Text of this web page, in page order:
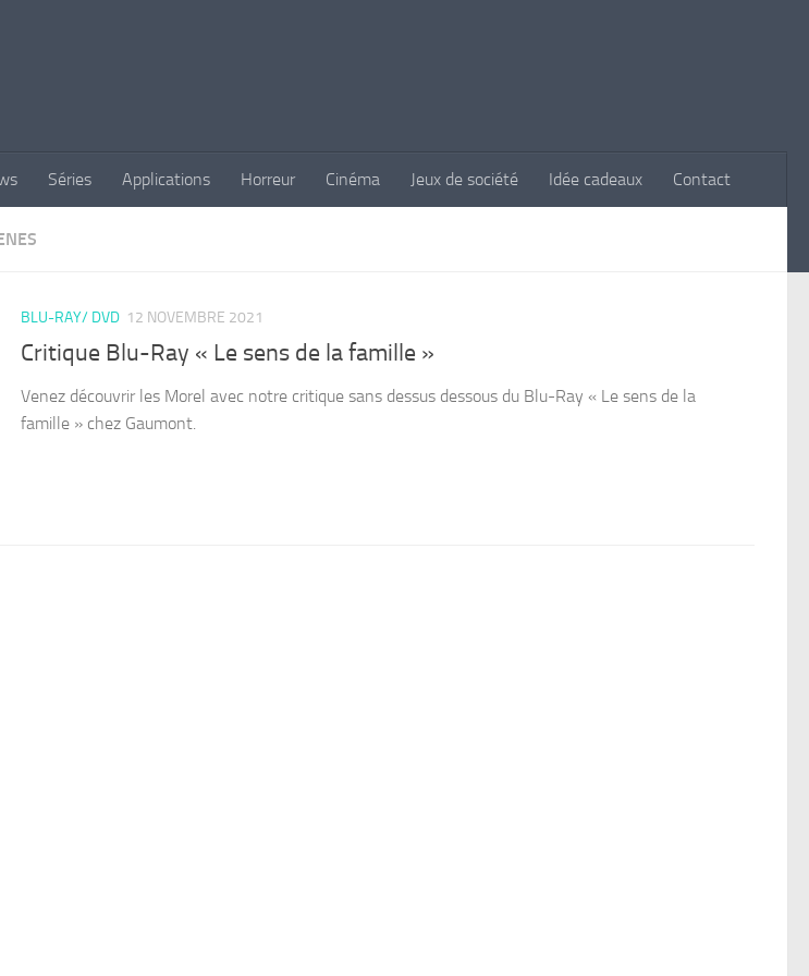
Séries Applications Horreur Cinéma Jeux de société Idée cadeaux Contact
BLU-RAY/ DVD 12 NOVEMBRE 2021
Critique Blu-Ray « Le sens de la famille »
Venez découvrir les Morel avec notre critique sans dessus dessous du Blu-Ray « Le sens de la
famille » chez Gaumont.